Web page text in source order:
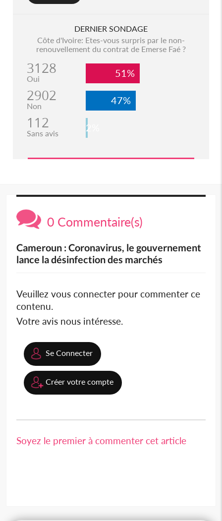
DERNIER SONDAGE
Côte d'Ivoire: Etes-vous surpris par le non-
renouvellement du contrat de Emerse Faé ?
3128
Oui 51%
2902
Non 47%
112
Sans avis 2%
0 Commentaire(s)
Cameroun : Coronavirus, le gouvernement
lance la désinfection des marchés
Veuillez vous connecter pour commenter ce
contenu.
Votre avis nous intéresse.
Se Connecter
Créer votre compte
Soyez le premier à commenter cet article